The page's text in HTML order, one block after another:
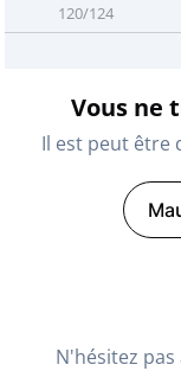
120/124
Vous ne
Il est peut être
N'hésitez